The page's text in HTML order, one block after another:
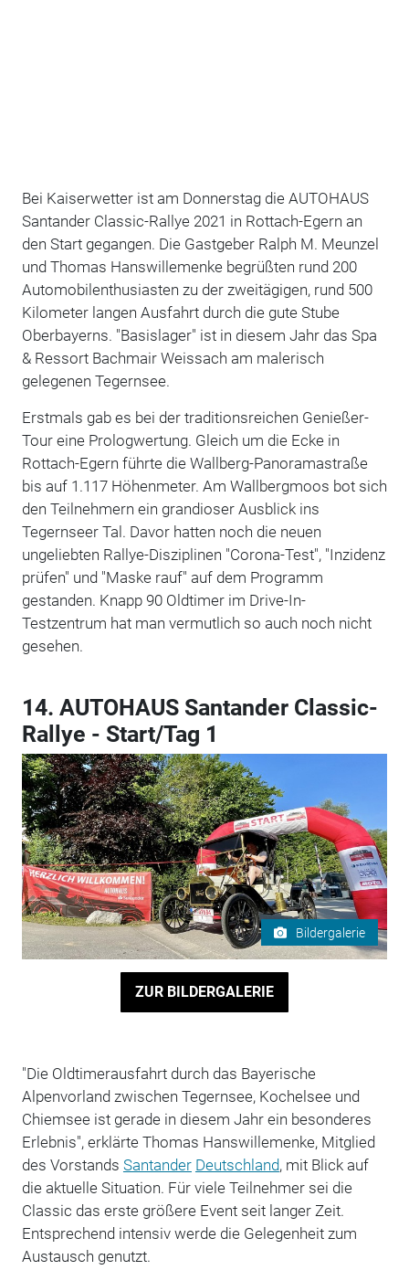
Bei Kaiserwetter ist am Donnerstag die AUTOHAUS
Santander Classic-Rallye 2021 in Rottach-Egern an
den Start gegangen. Die Gastgeber Ralph M. Meunzel
und Thomas Hanswillemenke begrüßten rund 200
Automobilenthusiasten zu der zweitägigen, rund 500
Kilometer langen Ausfahrt durch die gute Stube
Oberbayerns. "Basislager" ist in diesem Jahr das Spa
& Ressort Bachmair Weissach am malerisch
gelegenen Tegernsee.
Erstmals gab es bei der traditionsreichen Genießer-
Tour eine Prologwertung. Gleich um die Ecke in
Rottach-Egern führte die Wallberg-Panoramastraße
bis auf 1.117 Höhenmeter. Am Wallbergmoos bot sich
den Teilnehmern ein grandioser Ausblick ins
Tegernseer Tal. Davor hatten noch die neuen
ungeliebten Rallye-Disziplinen "Corona-Test", "Inzidenz
prüfen" und "Maske rauf" auf dem Programm
gestanden. Knapp 90 Oldtimer im Drive-In-
Testzentrum hat man vermutlich so auch noch nicht
gesehen.
14. AUTOHAUS Santander Classic-
Rallye - Start/Tag 1
Bildergalerie
ZUR BILDERGALERIE
"Die Oldtimerausfahrt durch das Bayerische
Alpenvorland zwischen Tegernsee, Kochelsee und
Chiemsee ist gerade in diesem Jahr ein besonderes
Erlebnis", erklärte Thomas Hanswillemenke, Mitglied
des Vorstands Santander Deutschland, mit Blick auf
die aktuelle Situation. Für viele Teilnehmer sei die
Classic das erste größere Event seit langer Zeit.
Entsprechend intensiv werde die Gelegenheit zum
Austausch genutzt.